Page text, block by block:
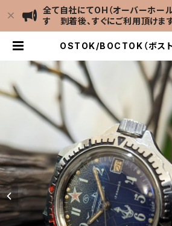
全て自社にてOH（オーバーホー
す 到着後、すぐにご利用頂けま
OSTOK/BOCTOK（ボスト
P/USSR ソビエトミリタリ
1980年代 アンティークウ
ンテージウォッチ ブルー
ズウォッチ イタリアンレ
械式 手巻き 腕時【kmnd-
EVEL7 Antique